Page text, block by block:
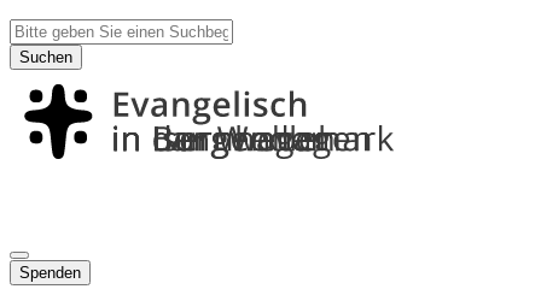
Suchen
Spenden